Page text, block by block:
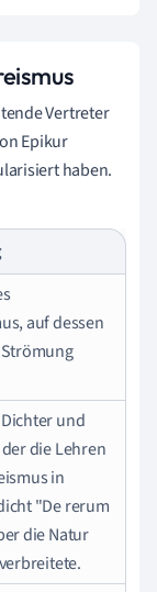
Vertreter
Epikur
haben.
auf dessen
und
die Lehren
in
"De rerum
die Natur